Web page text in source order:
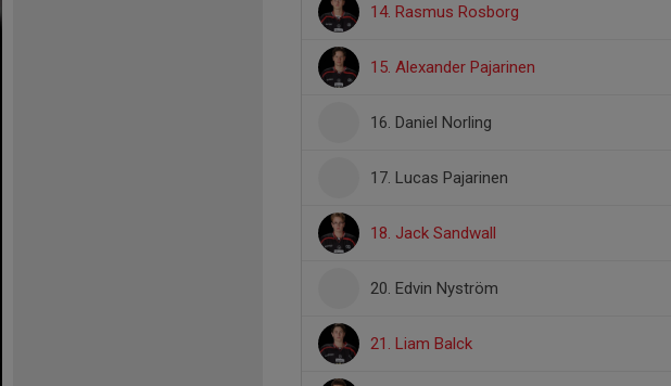
14. Rasmus Rosborg
15. Alexander Pajarinen
16. Daniel Norling
17. Lucas Pajarinen
18. Jack Sandwall
20. Edvin Nyström
21. Liam Balck